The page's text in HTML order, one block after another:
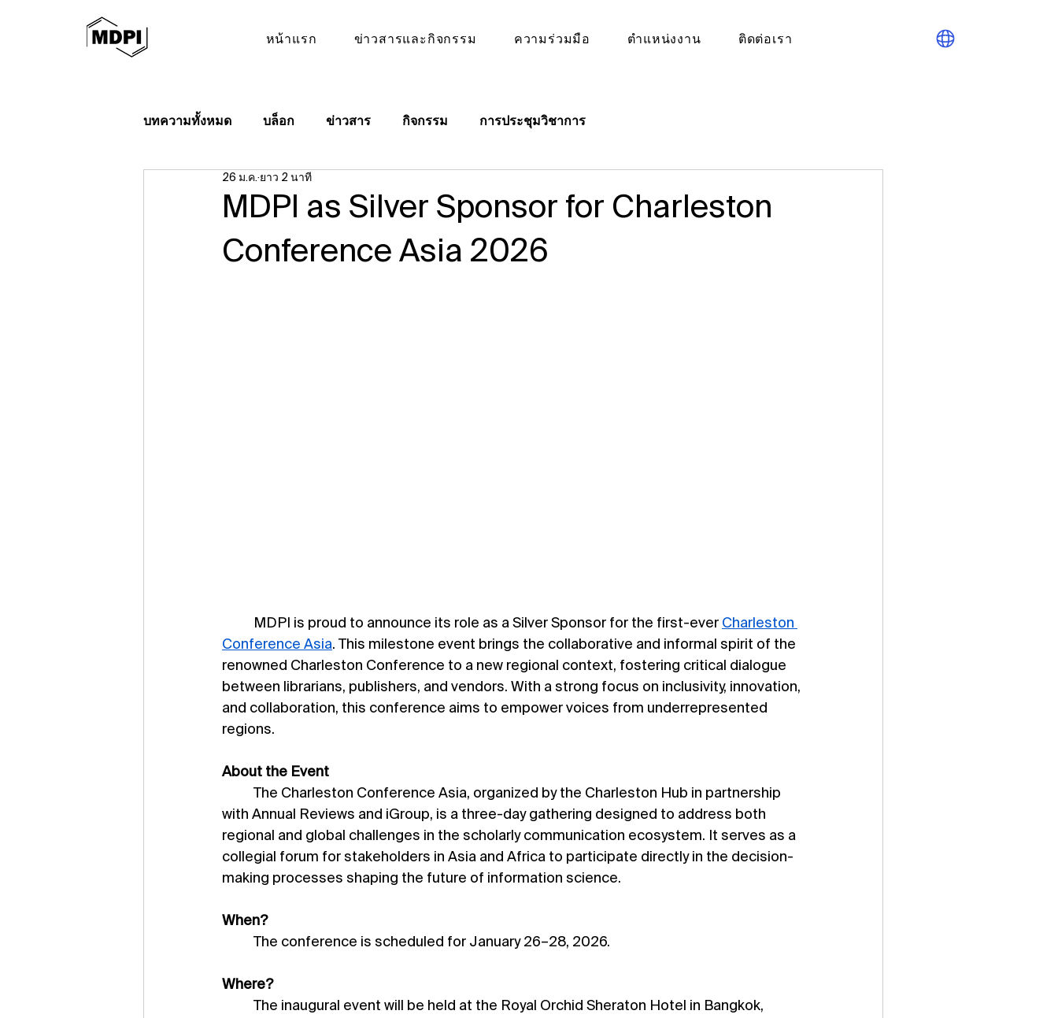
หน้าแรก ข่าวสารและกิจกรรม ความร่วมมือ ตำแหน่งงาน ติดต่อเรา
บทความทั้งหมด บล็อก ข่าวสาร กิจกรรม การประชุมวิชาการ
MDPI as Silver Sponsor for Charleston
Conference Asia 2026
26 ม.ค. ยาว 2 นาที
	MDPI is proud to announce its role as a Silver Sponsor for the first-ever
Charleston
Conference Asia. This milestone event brings the collaborative and informal spirit of the
renowned Charleston Conference to a new regional context, fostering critical dialogue
between librarians, publishers, and vendors. With a strong focus on inclusivity, innovation,
and collaboration, this conference aims to empower voices from underrepresented
regions.
About the Event
with Annual Reviews and iGroup, is a three-day gathering designed to address both
regional and global challenges in the scholarly communication ecosystem. It serves as a
collegial forum for stakeholders in Asia and Africa to participate directly in the decision-
making processes shaping the future of information science.
When?
	The conference is scheduled for January 26–28, 2026.
Where?